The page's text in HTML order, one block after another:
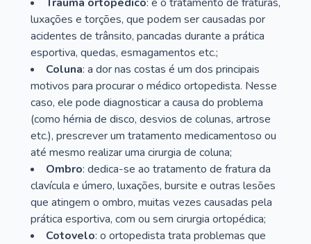
luxações e torções, que podem ser causadas por
acidentes de trânsito, pancadas durante a prática
esportiva, quedas, esmagamentos etc.;
Coluna: a dor nas costas é um dos principais
motivos para procurar o médico ortopedista. Nesse
caso, ele pode diagnosticar a causa do problema
(como hérnia de disco, desvios de colunas, artrose
etc.), prescrever um tratamento medicamentoso ou
até mesmo realizar uma cirurgia de coluna;
Ombro: dedica-se ao tratamento de fratura da
clavícula e úmero, luxações, bursite e outras lesões
que atingem o ombro, muitas vezes causadas pela
prática esportiva, com ou sem cirurgia ortopédica;
Cotovelo: o ortopedista trata problemas que